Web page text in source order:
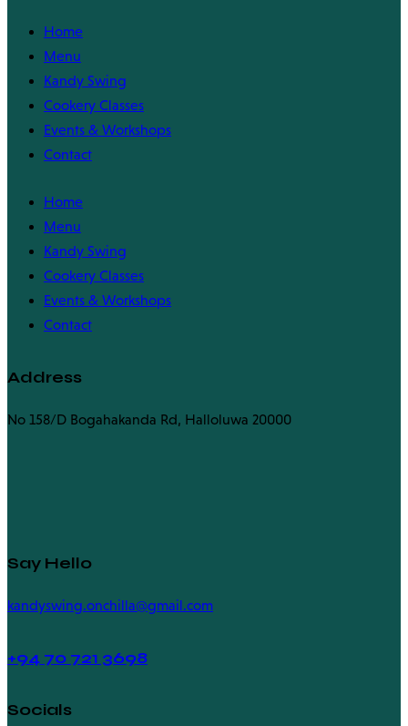
Home
Menu
Kandy Swing
Cookery Classes
Events & Workshops
Contact
Home
Menu
Kandy Swing
Cookery Classes
Events & Workshops
Contact
Address
No 158/D Bogahakanda Rd, Halloluwa 20000
Say Hello
kandyswing.onchilla@gmail.com
+94 70 721 3698
Socials